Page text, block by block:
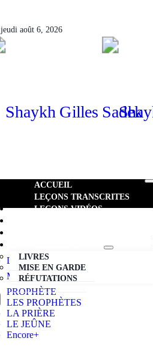
jeudi août 6, 2026
ACCUEIL
LEÇONS TRANSCRITES
LEÇONS VIDÉOS​
LIVRES
MISE EN GARDE
RÉFUTATIONS
LA CROYANCE ISLAMIQUE
MOUHAMMAD ﷺ LE
PROPHÈTE
LES PROPHÈTES
LA PRIÈRE
LE JEÛNE
Encore+